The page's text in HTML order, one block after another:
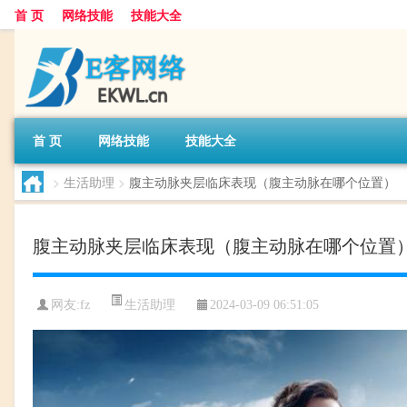
首 页 网络技能 技能大全
首 页 网络技能 技能大全
> 生活助理 > 腹主动脉夹层临床表现（腹主动脉在哪个位置）
腹主动脉夹层临床表现（腹主动脉在哪个位置
网友:fz 生活助理 2024-03-09 06:51:05